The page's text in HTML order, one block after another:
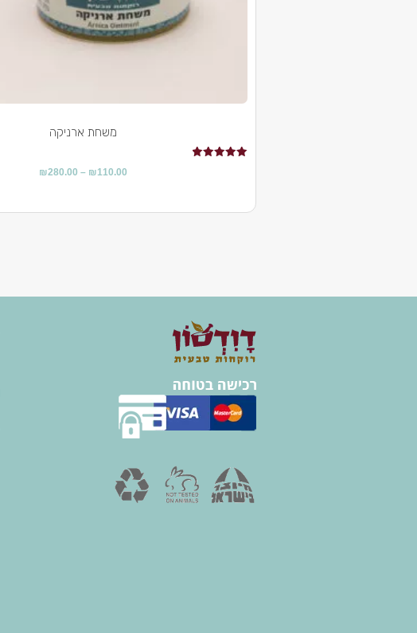
משחת ארניקה
₪110.00
–
₪280.00